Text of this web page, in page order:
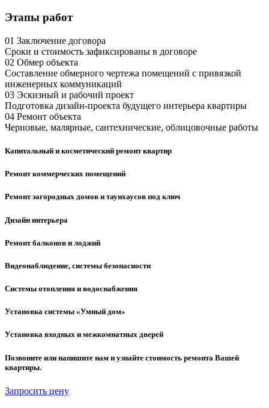
Этапы работ
01 Заключение договора
Сроки и стоимость зафиксированы в договоре
02 Обмер объекта
Составление обмерного чертежа помещений с привязкой
инженерных коммуникаций
03 Эскизный и рабочий проект
Подготовка дизайн-проекта будущего интерьера квартиры
04 Ремонт объекта
Черновые, малярные, сантехнические, облицовочные работы
Капитальный и косметический ремонт квартир
Ремонт коммерческих помещений
Ремонт загородных домов и таунхаусов под ключ
Дизайн интерьера
Ремонт балконов и лоджий
Видеонаблюдение, системы безопасности
Системы отопления и водоснабжения
Установка системы «Умный дом»
Установка входных и межкомнатных дверей
Позвоните или напишите нам и узнайте стоимость ремонта Вашей
квартиры.
Запросить цену